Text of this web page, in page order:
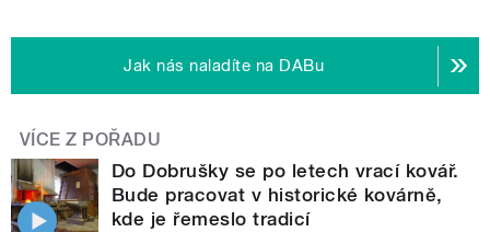
Jak nás naladíte na DABu
VÍCE Z POŘADU
Do Dobrušky se po letech vrací kovář.
Bude pracovat v historické kovárně,
kde je řemeslo tradicí